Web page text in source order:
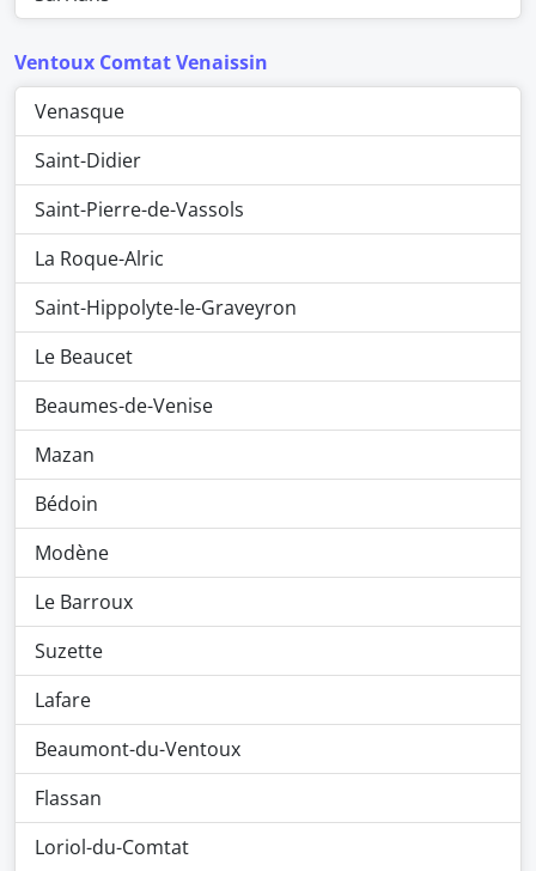
Ventoux Comtat Venaissin
Venasque
Saint-Didier
Saint-Pierre-de-Vassols
La Roque-Alric
Saint-Hippolyte-le-Graveyron
Le Beaucet
Beaumes-de-Venise
Mazan
Bédoin
Modène
Le Barroux
Suzette
Lafare
Beaumont-du-Ventoux
Flassan
Loriol-du-Comtat